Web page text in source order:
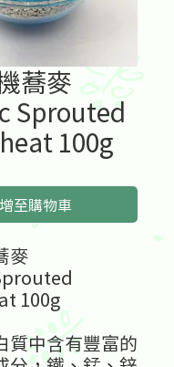
蕎麥
Sprouted
100g
至購物車
麥
100g
質中含有豐富的